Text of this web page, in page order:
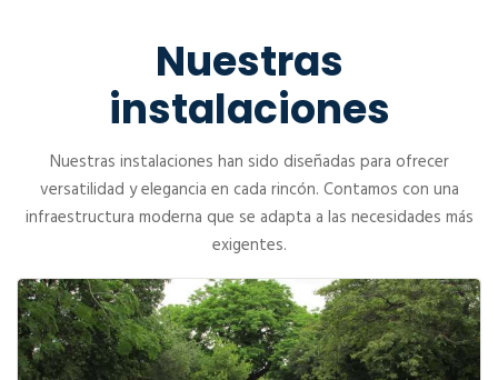
Nuestras
instalaciones
Nuestras instalaciones han sido diseñadas para ofrecer
versatilidad y elegancia en cada rincón. Contamos con una
infraestructura moderna que se adapta a las necesidades más
exigentes.